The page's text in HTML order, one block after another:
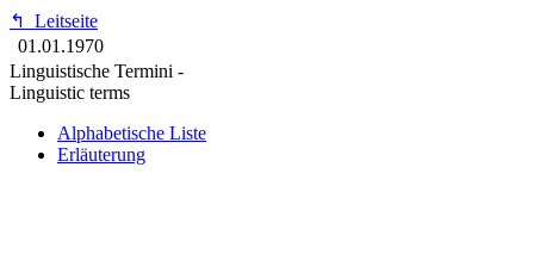
↰
Leitseite
01.01.1970
Linguistische Termini -
Linguistic terms
Alphabetische Liste
Erläuterung